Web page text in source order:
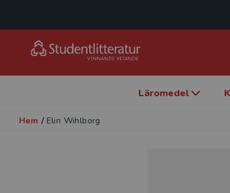
Läromedel
Hem / Elin Wihlborg